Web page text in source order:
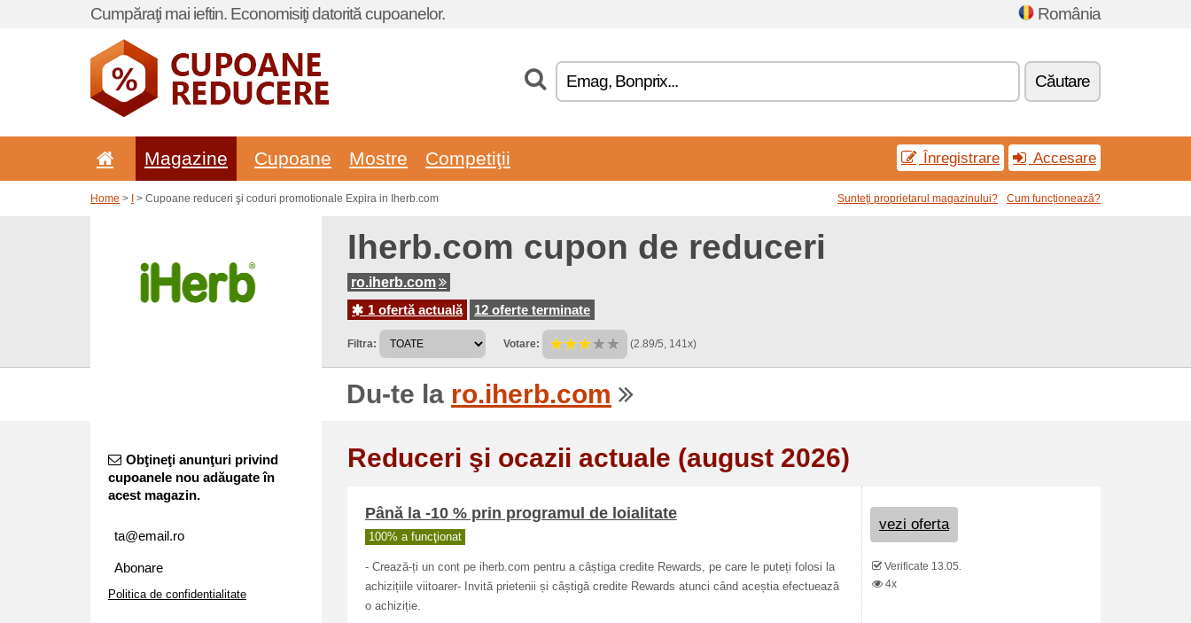
Cumpăraţi mai ieftin. Economisiţi datorită cupoanelor. România
Căutare
Magazine Cupoane Mostre Competiţii Înregistrare Accesare
Home > > Cupoane reduceri şi coduri promotionale Expira in Iherb.com Sunteţi proprietarul magazinului? Cum funcționează?
Iherb.com cupon de reduceri
ro.iherb.com
1 ofertă actuală
12 oferte terminate
Filtra: Votare: (2.89/5, 141x)
Du-te la ro.iherb.com
Obţineţi anunţuri privind
cupoanele nou adăugate în
acest magazin.
Abonare
Politica de confidentialitate
Reduceri şi ocazii actuale (august 2026)
Până la -10 % prin programul de loialitate
100% a funcţionat
- Crează-ți un cont pe iherb.com pentru a câștiga credite Rewards, pe care le puteți folosi la
achizițiile viitoarer- Invită prietenii și câștigă credite Rewards atunci când aceștia efectuează
o achiziție.
vezi oferta
Verificate 13.05.
4x